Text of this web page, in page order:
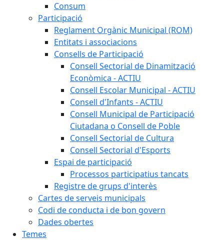
Consum
Participació
Reglament Orgànic Municipal (ROM)
Entitats i associacions
Consells de Participació
Consell Sectorial de Dinamització
Econòmica - ACTIU
Consell Escolar Municipal - ACTIU
Consell d'Infants - ACTIU
Consell Municipal de Participació
Ciutadana o Consell de Poble
Consell Sectorial de Cultura
Consell Sectorial d'Esports
Espai de participació
Processos participatius tancats
Registre de grups d'interès
Cartes de serveis municipals
Codi de conducta i de bon govern
Dades obertes
Temes